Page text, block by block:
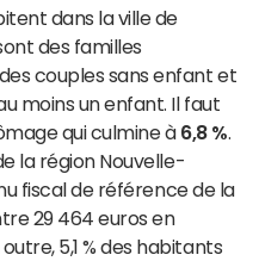
dans la ville de
des familles
couples sans enfant et
moins un enfant. Il faut
qui culmine à 6,8 %
la région Nouvelle-
fiscal de référence de la
29 464 euros en
5,1 % des habitants